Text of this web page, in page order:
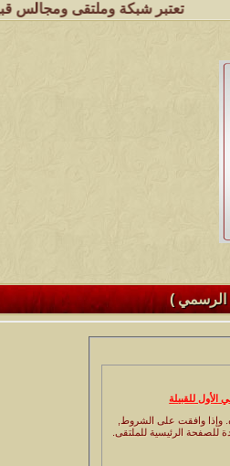
تعتبر شبكة وملتقى ومجالس قبيلة
الرسمي )
للقبيلة
وإذا وافقت على الشروط,
للصفحة الرئيسية للملتقى.